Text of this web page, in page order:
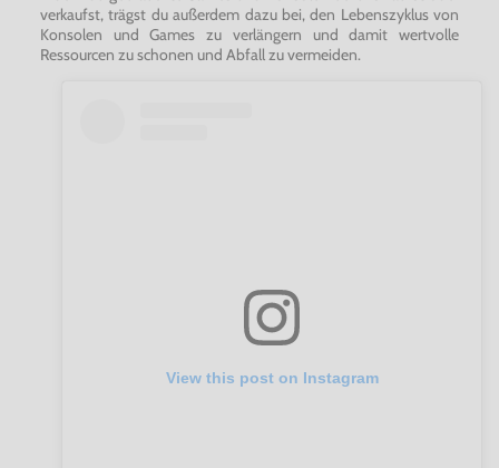
verkaufst, trägst du außerdem dazu bei, den Lebenszyklus von
Konsolen und Games zu verlängern und damit wertvolle
Ressourcen zu schonen und Abfall zu vermeiden.
View this post on Instagram